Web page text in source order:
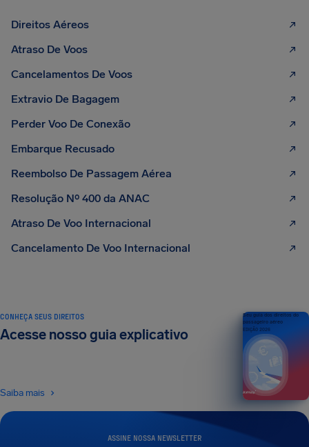
Direitos Aéreos
Atraso De Voos
Cancelamentos De Voos
Extravio De Bagagem
Perder Voo De Conexão
Embarque Recusado
Reembolso De Passagem Aérea
Resolução Nº 400 da ANAC
Atraso De Voo Internacional
Cancelamento De Voo Internacional
ASSINE NOSSA NEWSLETTER
CONHEÇA SEUS DIREITOS
Acesse nosso guia explicativo
Saiba mais
Seu guia dos direitos do
passageiro aéreo
EDIÇÃO 2026